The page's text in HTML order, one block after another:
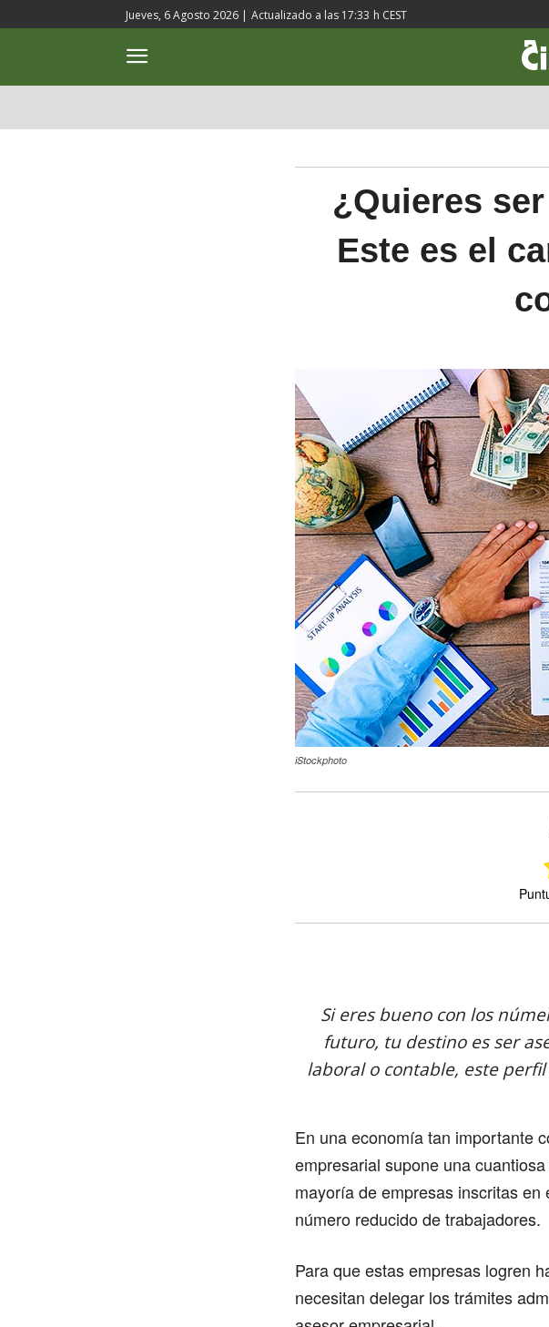
Jueves, 6 Agosto 2026 | Actualizado a las 17:33 h CEST
¿Quieres
Este es el
iStockphoto
Si eres bueno con los
futuro, tu destino es ser
laboral o contable, este
En una economía tan importante
empresarial supone una
mayoría de empresas inscritas
número reducido de trabajadores.
Para que estas empresas logren
necesitan delegar los trámites